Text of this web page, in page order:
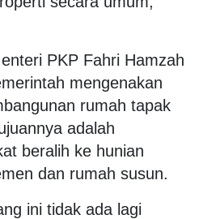
PKP Fahri Hamzah
mengenakan
rumah tapak
adalah
beralih ke hunian
dan rumah susun.
ini tidak ada lagi